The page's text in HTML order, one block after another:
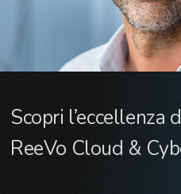
Scopri l’eccellenza
ReeVo Cloud &